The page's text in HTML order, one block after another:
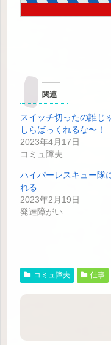
関連
スイッチ切ったの誰じ
しらばっくれるな〜！
2023年4月17日
コミュ障夫
ハイパーレスキュー隊
れる
2023年2月19日
発達障がい
コミュ障夫 仕事